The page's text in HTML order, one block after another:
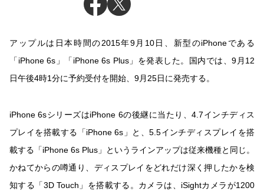
アップルは日本時間の2015年9月10日、新型のiPhoneである
「iPhone 6s」「iPhone 6s Plus」を発表した。国内では、9月12
日午後4時1分に予約受付を開始、9月25日に発売する。
iPhone 6sシリーズはiPhone 6の後継に当たり、4.7インチディス
プレイを搭載する「iPhone 6s」と、5.5インチディスプレイを搭
載する「iPhone 6s Plus」というラインアップは従来機種と同じ。
かねてからの噂通り、ディスプレイをどれだけ深く押したかを検
知する「3D Touch」を搭載する。カメラは、iSightカメラが1200